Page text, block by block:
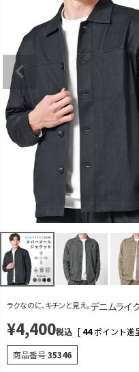
ラクなのに、キチンと見え。デニムライ
¥4,400税込 [ 44ポイント進
商品番号35346
カラー サイズ
グレー
M
残りわずか
LL
残りわずか
在庫切れ
L
LL
ネイビー
M